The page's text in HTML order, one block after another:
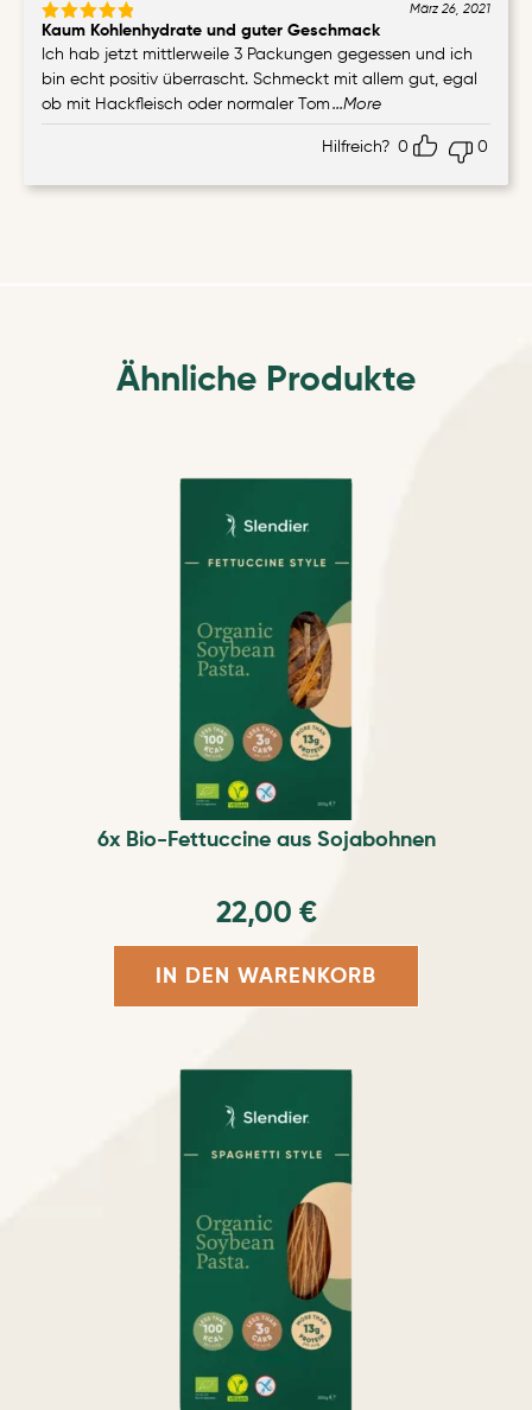
Bewertet
mit5von
März 26, 2021
Kaum Kohlenhydrate und guter Geschmack
Ich hab jetzt mittlerweile 3 Packungen gegessen und ich
bin echt positiv überrascht. Schmeckt mit allem gut, egal
ob mit Hackfleisch oder normaler Tom ...More
Hilfreich? 0 0
Ähnliche Produkte
6x Bio-Fettuccine aus Sojabohnen
22,00 €
IN DEN WARENKORB